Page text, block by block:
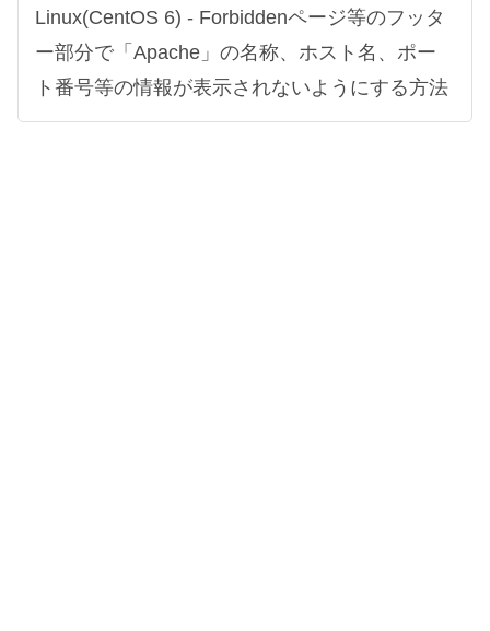
Linux(CentOS 6) - Forbiddenページ等のフッタ
ー部分で「Apache」の名称、ホスト名、ポー
ト番号等の情報が表示されないようにする方法